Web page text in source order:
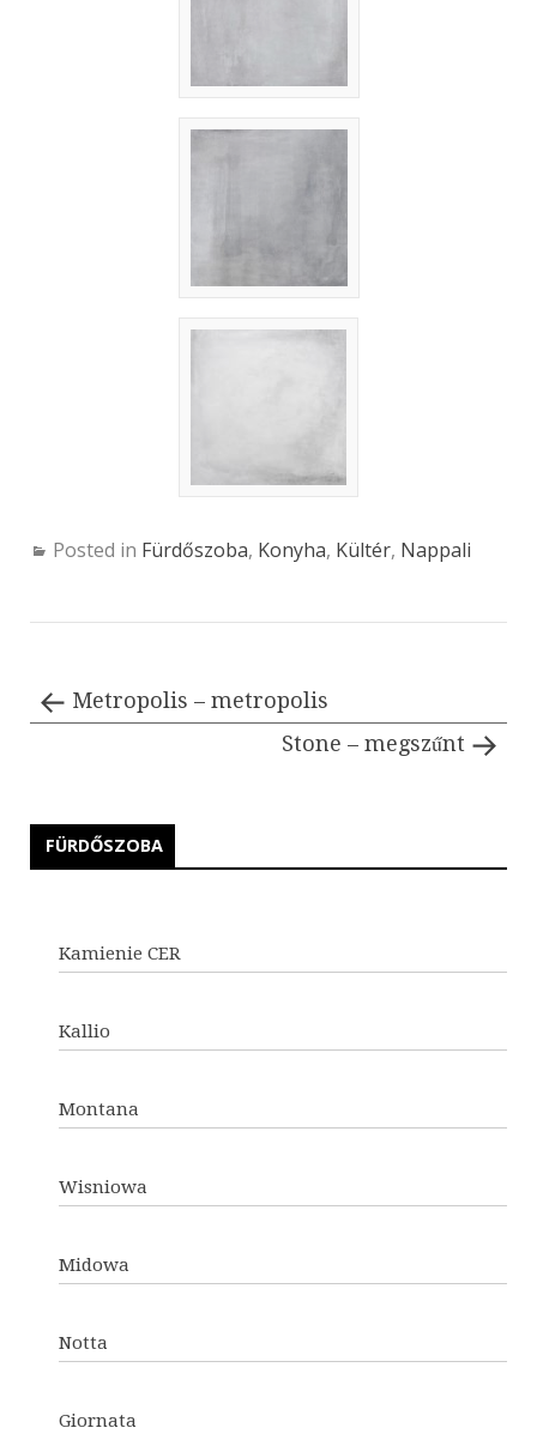
Posted in Fürdőszoba, Konyha, Kültér, Nappali
Metropolis – metropolis
Stone – megszűnt
FÜRDŐSZOBA
Kamienie CER
Kallio
Montana
Wisniowa
Midowa
Notta
Giornata